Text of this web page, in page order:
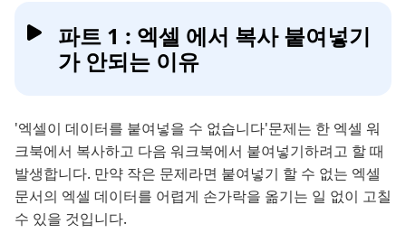
파트 1 : 엑셀 에서 복사 붙여넣기
가 안되는 이유
'엑셀이 데이터를 붙여넣을 수 없습니다'문제는 한 엑셀 워
크북에서 복사하고 다음 워크북에서 붙여넣기하려고 할 때
발생합니다. 만약 작은 문제라면 붙여넣기 할 수 없는 엑셀
문서의 엑셀 데이터를 어렵게 손가락을 옮기는 일 없이 고칠
수 있을 것입니다.